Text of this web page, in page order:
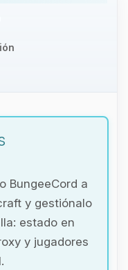
BungeeCord a
y gestiónalo
estado en
y jugadores
quien